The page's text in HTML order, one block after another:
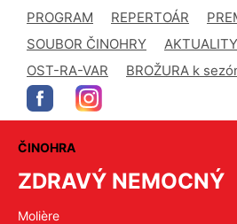
PROGRAM REPERTOÁR
SOUBOR ČINOHRY
AKTUALITY
OST-RA-VAR
BROŽURA k
ČINOHRA
ZDRAVÝ NEMOCNÝ
Molière